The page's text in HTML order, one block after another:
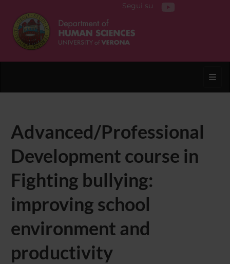
Segui su
Advanced/Professional
Development course in
Fighting bullying:
improving school
environment and
productivity